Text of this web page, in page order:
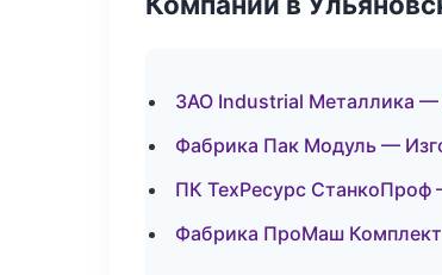
ЗАО Industrial Металлика —
Фабрика Пак Модуль —
ПК ТехРесурс
Фабрика ПроМаш